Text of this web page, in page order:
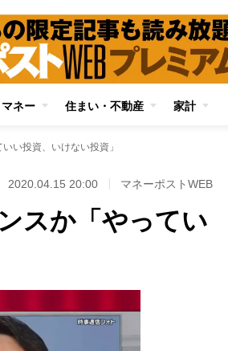
マネー 住まい・不動産 家計
い投資、いけない投資」
2020.04.15 20:00 マネーポストWEB
スか「やってい